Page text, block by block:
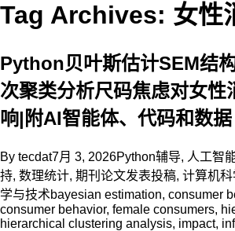
Tag Archives: 女性
Python贝叶斯估计SEM结
次聚类分析尺码焦虑对女性
响|附AI智能体、代码和数据
By tecdat7月 3, 2026Python辅导, 人工智
持, 数理统计, 期刊论文发表投稿, 计算机
学与技术bayesian estimation, consumer
consumer behavior, female consumers,
hierarchical clustering analysis, impact,